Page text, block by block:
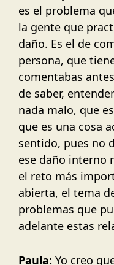
es el problema
la gente que
daño. Es el de
persona, que
comentabas
de saber,
nada malo, que
que es una cosa
sentido, pues no
ese daño interno
el reto más
abierta, el tema
problemas que
adelante estas
Paula: Yo creo